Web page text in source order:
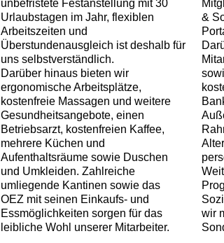
unbefristete Festanstellung mit 30
Urlaubstagen im Jahr, flexiblen
Arbeitszeiten und
Überstundenausgleich ist deshalb für
uns selbstverständlich.
Darüber hinaus bieten wir
ergonomische Arbeitsplätze,
kostenfreie Massagen und weitere
Gesundheitsangebote, einen
Betriebsarzt, kostenfreien Kaffee,
mehrere Küchen und
Aufenthaltsräume sowie Duschen
und Umkleiden. Zahlreiche
umliegende Kantinen sowie das
OEZ mit seinen Einkaufs- und
Essmöglichkeiten sorgen für das
leibliche Wohl unserer Mitarbeiter.
&
wir